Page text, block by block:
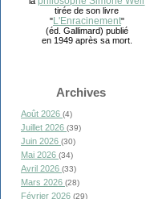
tirée de son livre
"L'Enracinement"
(éd. Gallimard) publié
en 1949 après sa mort.
Archives
Août 2026 (4)
Juillet 2026 (39)
Juin 2026 (30)
Mai 2026 (34)
Avril 2026 (33)
Mars 2026 (28)
Février 2026 (29)